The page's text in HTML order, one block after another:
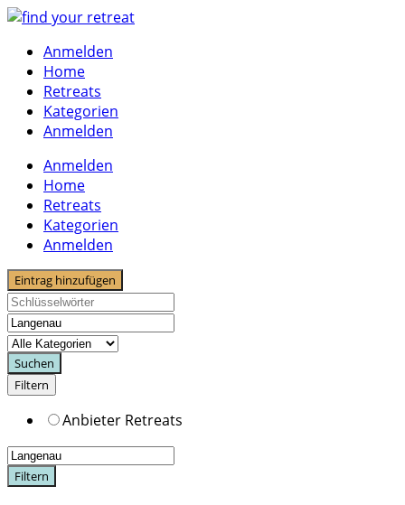
Skip
contentAnmelden
Home
Retreats
Kategorien
Anmelden
Anmelden
Home
Retreats
Kategorien
Anmelden
Eintrag hinzufügen
Suchen
Filtern
Anbieter Retreats
Filtern